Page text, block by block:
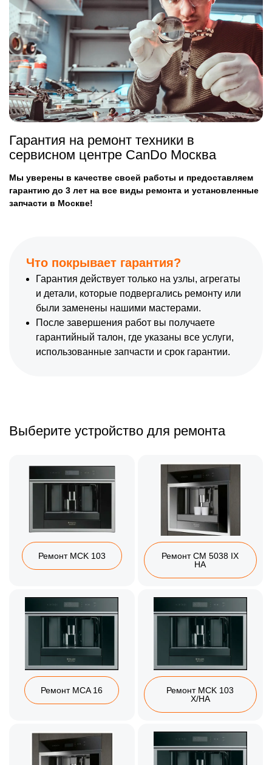
Гарантия на ремонт техники в
сервисном центре CanDo Москва
Мы уверены в качестве своей работы и предоставляем
гарантию до 3 лет на все виды ремонта и установленные
запчасти в Москве!
Что покрывает гарантия?
Гарантия действует только на узлы, агрегаты
и детали, которые подвергались ремонту или
были заменены нашими мастерами.
После завершения работ вы получаете
гарантийный талон, где указаны все услуги,
использованные запчасти и срок гарантии.
Выберите устройство для ремонта
Ремонт MCK 103
Ремонт CM 5038 IX
HA
Ремонт MCA 16
Ремонт MCK 103
X/HA